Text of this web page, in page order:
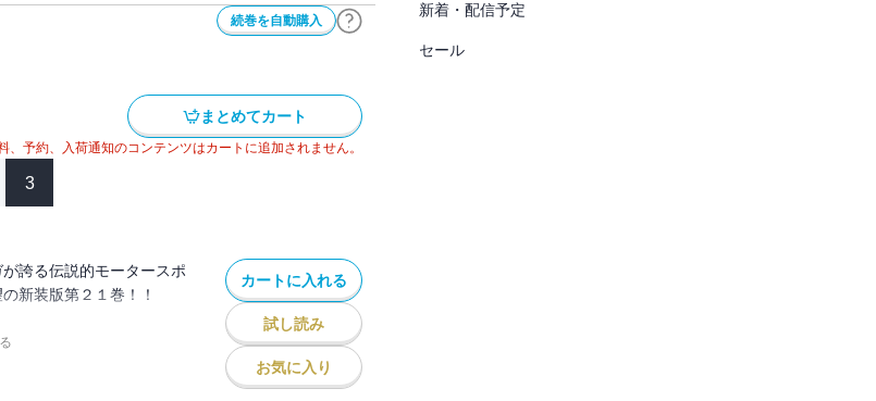
続巻を自動購入
まとめてカート
、予約、入荷通知のコンテンツはカートに追加されません。
3
誇る伝説的モータースポ
新装版第２１巻！！
エリアで一戦限りの復活
カートに入れる
試し読み
お気に入り
新着・配信予定
セール